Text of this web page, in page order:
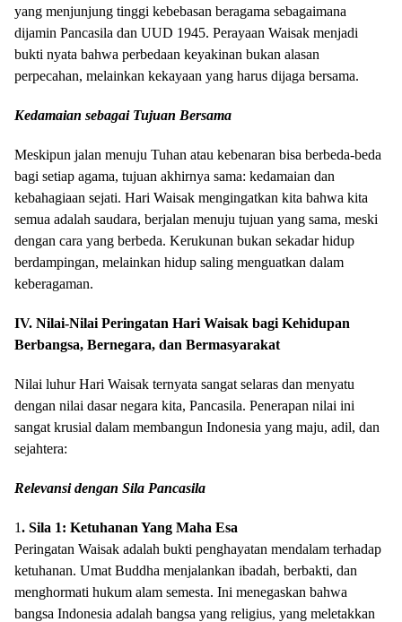
yang menjunjung tinggi kebebasan beragama sebagaimana
dijamin Pancasila dan UUD 1945. Perayaan Waisak menjadi
bukti nyata bahwa perbedaan keyakinan bukan alasan
perpecahan, melainkan kekayaan yang harus dijaga bersama.
Kedamaian sebagai Tujuan Bersama
Meskipun jalan menuju Tuhan atau kebenaran bisa berbeda-beda
bagi setiap agama, tujuan akhirnya sama: kedamaian dan
kebahagiaan sejati. Hari Waisak mengingatkan kita bahwa kita
semua adalah saudara, berjalan menuju tujuan yang sama, meski
dengan cara yang berbeda. Kerukunan bukan sekadar hidup
berdampingan, melainkan hidup saling menguatkan dalam
keberagaman.
IV. Nilai-Nilai Peringatan Hari Waisak bagi Kehidupan
Berbangsa, Bernegara, dan Bermasyarakat
Nilai luhur Hari Waisak ternyata sangat selaras dan menyatu
dengan nilai dasar negara kita, Pancasila. Penerapan nilai ini
sangat krusial dalam membangun Indonesia yang maju, adil, dan
sejahtera:
Relevansi dengan Sila Pancasila
1. Sila 1: Ketuhanan Yang Maha Esa
Peringatan Waisak adalah bukti penghayatan mendalam terhadap
ketuhanan. Umat Buddha menjalankan ibadah, berbakti, dan
menghormati hukum alam semesta. Ini menegaskan bahwa
bangsa Indonesia adalah bangsa yang religius, yang meletakkan